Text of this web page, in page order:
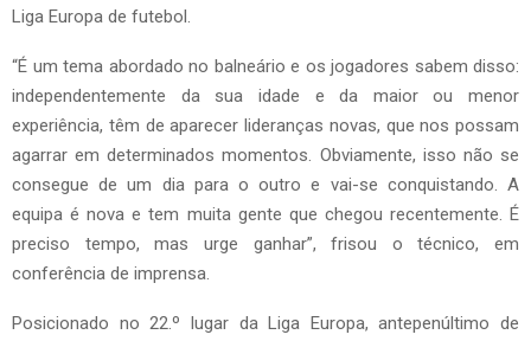
Liga Europa de futebol.
“É um tema abordado no balneário e os jogadores sabem disso:
independentemente da sua idade e da maior ou menor
experiência, têm de aparecer lideranças novas, que nos possam
agarrar em determinados momentos. Obviamente, isso não se
consegue de um dia para o outro e vai-se conquistando. A
equipa é nova e tem muita gente que chegou recentemente. É
preciso tempo, mas urge ganhar”, frisou o técnico, em
conferência de imprensa.
Posicionado no 22.º lugar da Liga Europa, antepenúltimo de